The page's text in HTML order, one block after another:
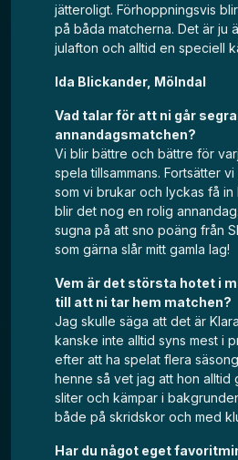
jätteroligt. Förhoppningsvis
på båda matcherna. Det är ju
julafton och alltid en speciell
Ida Blickander, Mölndal
Vad talar för att ni går
annandagsmatchen?
Vi blir bättre och bättre för
spela tillsammans. Fortsätter
som vi brukar och lyckas få in
blir det nog en rolig
sugna på att sno poäng från
som gärna slår mitt gamla lag!
Vem är det största hotet i
till att ni tar hem matchen?
Jag skulle säga att det är
kanske inte alltid syns mest i
efter att ha spelat flera
henne så vet jag att hon alltid
sliter och kämpar i
både på skridskor och med
Har du något eget